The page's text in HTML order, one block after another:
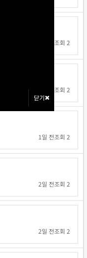
닫기
닫기
조회 2
조회 2
1일 전조회 2
2일 전조회 2
2일 전조회 2